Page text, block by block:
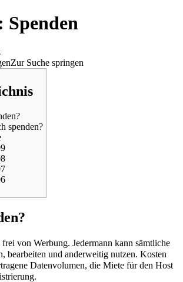
Zur Suche springen
spenden?
von Werbung. Jedermann kann sämtliche
bearbeiten und anderweitig nutzen. Kosten
Datenvolumen, die Miete für den Host